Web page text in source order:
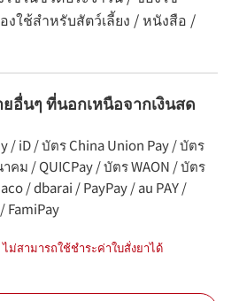
งใช้สำหรับสัตว์เลี้ยง / หนังสือ /
อื่นๆ ที่นอกเหนือจากเงินสด
/ iD / บัตร China Union Pay / บัตร
คม / QUICPay / บัตร WAON / บัตร
/ dbarai / PayPay / au PAY /
FamiPay
ม่สามารถใช้ชำระค่าใบสั่งยาได้